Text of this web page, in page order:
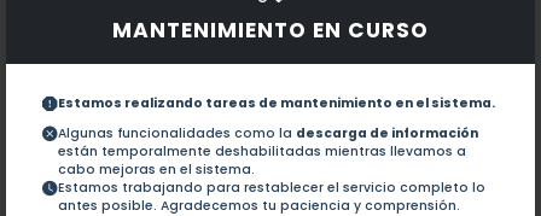
MANTENIMIENTO EN CURSO
Estamos realizando tareas de mantenimiento en el sistema.
Algunas funcionalidades como la descarga de información
están temporalmente deshabilitadas mientras llevamos a
cabo mejoras en el sistema.
Estamos trabajando para restablecer el servicio completo lo
antes posible. Agradecemos tu paciencia y comprensión.
12.- Effects of single and double mutants in human